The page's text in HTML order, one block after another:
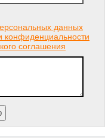
данных
конфиденциальности
соглашения